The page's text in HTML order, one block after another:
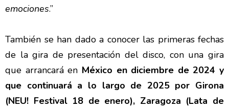
emociones.”
También se han dado a conocer las primeras fechas
de la gira de presentación del disco, con una gira
que arrancará en México en diciembre de 2024 y
que continuará a lo largo de 2025 por Girona
(NEU! Festival 18 de enero), Zaragoza (Lata de